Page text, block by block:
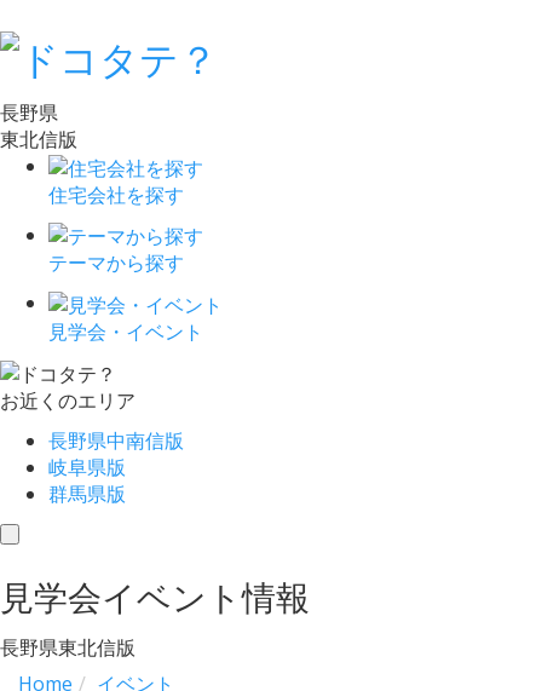
長野県
東北信版
住宅会社を探す
テーマから探す
見学会・イベント
お近くのエリア
長野県中南信版
岐阜県版
群馬県版
toggle
見学会イベント情報
長野県東北信版
Home
イベント